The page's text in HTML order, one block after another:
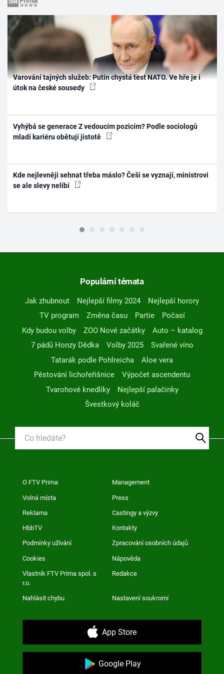
Varování tajných služeb: Putin chystá test NATO. Ve hře je i
útok na české sousedy
Vyhýbá se generace Z vedoucím pozicím? Podle sociologů
mladí kariéru obětují jistotě
Kde nejlevněji sehnat třeba máslo? Češi se vyznají, ministrovi
se ale slevy nelíbí
Populární témata
Jak zhubnout Nejlepší filmy 2024
Nejlepší horory
TV program
Změna času Partie
Počasí
Kdy budou volby
ZOO Nové začátky
Auto – katalog
7 pádů Honzy Dědka
Volby 2025
Svařené víno
Tatarák podle Pohlreicha
Aloe vera
Pěstování lichořeřišnice
Výpočet ascendentu
Tvarohové knedlíky
Nejlepší palačinky
Švestkový koláč
O FTV Prima Management
Volná místa Press
Reklama Castingy a výzvy
HbbTV Kontakty
Podmínky užívání Zpracování osobních údajů
Cookies Nápověda
Vlastník FTV Prima spol. s
r.o.
Redakce
Nahlásit chybu Nastavení soukromí
App Store
Google Play